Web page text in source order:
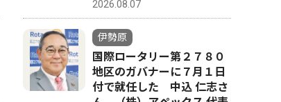
2026.08.07
伊勢原
国際ロータリー第２７８０
地区のガバナーに７月１日
付で就任した 中込 仁志さ